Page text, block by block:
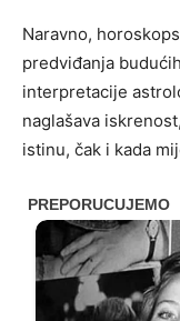
Naravno,
predviđanja
interpretacije
naglašava
istinu, čak i kada